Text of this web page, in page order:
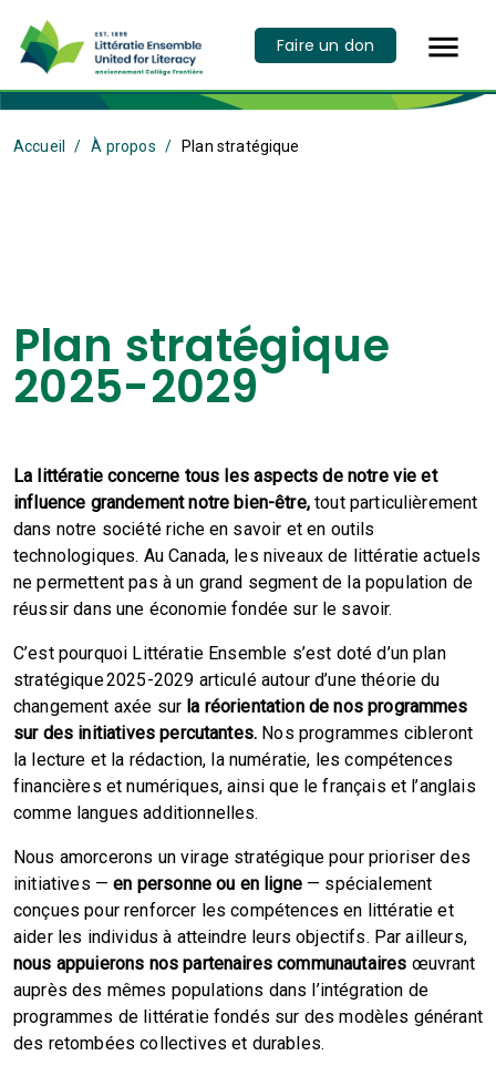
Faire un don 
Accueil À propos Plan stratégique
Plan stratégique
2025-2029
La littératie concerne tous les aspects de notre vie et
influence grandement notre bien-être,tout particulièrement
dans notre société riche en savoir et en outils
technologiques. Au Canada, les niveaux de littératie actuels
ne permettent pas à un grand segment de la population de
réussir dans une économie fondée sur le savoir.
C’est pourquoi Littératie Ensemble s’est doté d’un plan
stratégique 2025-2029 articulé autour d’une théorie du
changement axée sur la réorientation de nos programmes
sur des initiatives percutantes. Nos programmes cibleront
la lecture et la rédaction, la numératie, les compétences
financières et numériques, ainsi que le français et l’anglais
comme langues additionnelles.
Nous amorcerons un virage stratégique pour prioriser des
initiatives — en personne ou en ligne— spécialement
conçues pour renforcer les compétences en littératie et
aider les individus à atteindre leurs objectifs. Par ailleurs,
nous appuierons nos partenaires communautaires œuvrant
auprès des mêmes populations dans l’intégration de
programmes de littératie fondés sur des modèles générant
des retombées collectives et durables.